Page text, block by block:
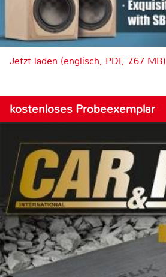
Jetzt laden (englisch, PDF, 7.67 MB)
kostenloses Probeexemplar